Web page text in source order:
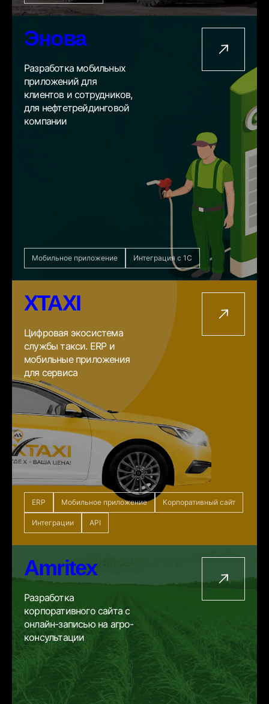
Энова
Разработка мобильных
приложений для
клиентов и сотрудников,
для нефтетрейдинговой
компании
Мобильное приложение Интеграция с 1С
XTAXI
Цифровая экосистема
службы такси. ERP и
мобильные приложения
для сервиса
ERP Мобильное приложение Корпоративный сайт
Интеграции API
Amritex
Разработка
корпоративного сайта с
онлайн-записью на агро-
консультации